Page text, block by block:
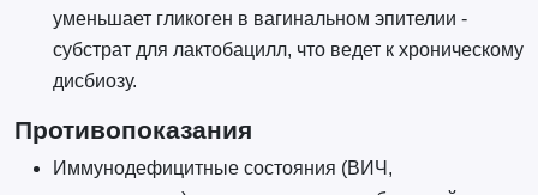
уменьшает гликоген в вагинальном эпителии -
субстрат для лактобацилл, что ведет к хроническому
дисбиозу.
Противопоказания
Иммунодефицитные состояния (ВИЧ,